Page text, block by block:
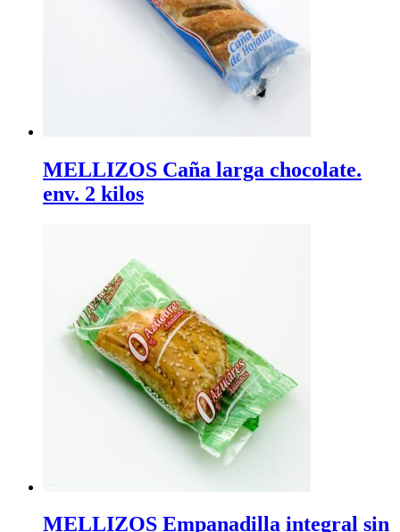
MELLIZOS Caña larga chocolate.
env. 2 kilos
MELLIZOS Empanadilla integral sin